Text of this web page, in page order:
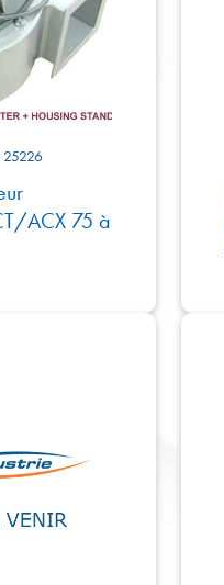
25226
ACX 75 à